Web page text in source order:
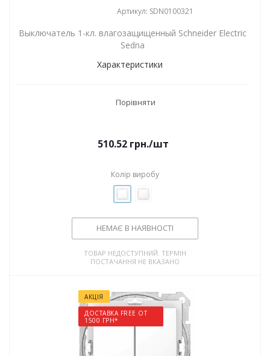
Артикул: SDN0100321
Выключатель 1-кл. влагозащищенный Schneider Electric
Sedna
Характеристики
Порівняти
510.52грн./шт
Колір виробу
НЕМАЄ В НАЯВНОСТІ
ТОВАР НЕДОСТУПНИЙ. ТЕРМІН
ПОСТАЧАННЯ НЕ ВКАЗАНО
АКЦІЯ
ДОСТАВКА FREE ОТ
1500 ГРН*